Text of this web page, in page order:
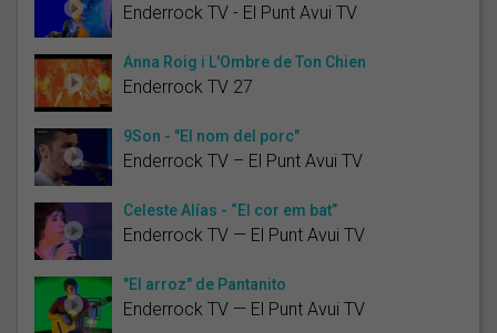
Enderrock TV - El Punt Avui TV
Anna Roig i L'Ombre de Ton Chien
Enderrock TV 27
9Son - "El nom del porc"
Enderrock TV – El Punt Avui TV
Celeste Alías - “El cor em bat”
Enderrock TV — El Punt Avui TV
"El arroz" de Pantanito
Enderrock TV — El Punt Avui TV